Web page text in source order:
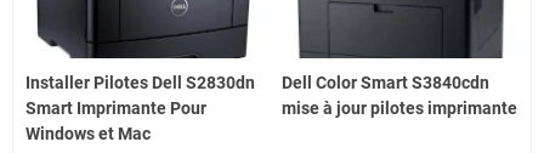
Installer Pilotes Dell S2830dn
Smart Imprimante Pour
Windows et Mac
Dell Color Smart S3840cdn
mise à jour pilotes imprimante